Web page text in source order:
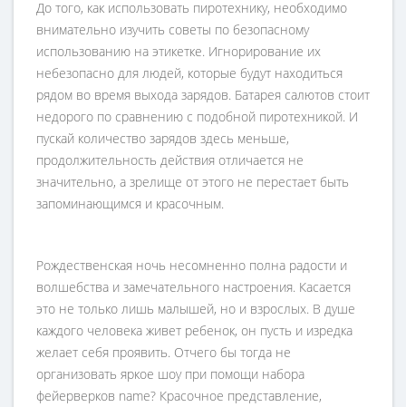
До того, как использовать пиротехнику, необходимо
внимательно изучить советы по безопасному
использованию на этикетке. Игнорирование их
небезопасно для людей, которые будут находиться
рядом во время выхода зарядов. Батарея салютов стоит
недорого по сравнению с подобной пиротехникой. И
пускай количество зарядов здесь меньше,
продолжительность действия отличается не
значительно, а зрелище от этого не перестает быть
запоминающимся и красочным.
Рождественская ночь несомненно полна радости и
волшебства и замечательного настроения. Касается
это не только лишь малышей, но и взрослых. В душе
каждого человека живет ребенок, он пусть и изредка
желает себя проявить. Отчего бы тогда не
организовать яркое шоу при помощи набора
фейерверков name? Красочное представление,